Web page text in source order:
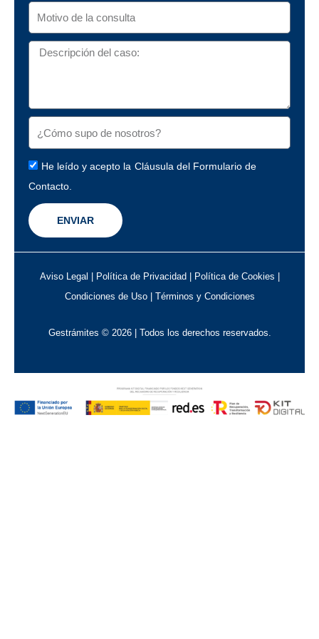
He leído y acepto la Cláusula del Formulario de
Contacto.
ENVIAR
Aviso Legal Política de Privacidad Política de Cookies
Condiciones de Uso| Términos y Condiciones
Gestrámites © 2026 | Todos los derechos reservados.